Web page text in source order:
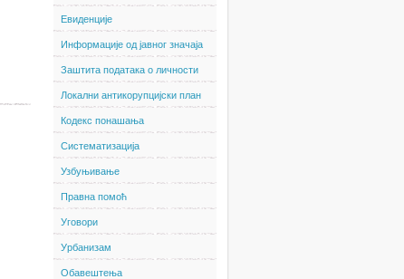
Евиденције
Информације од јавног значаја
Заштита података о личности
Локални антикорупцијски план
Кодекс понашања
Систематизација
Узбуњивање
Правна помоћ
Уговори
Урбанизам
Обавештења